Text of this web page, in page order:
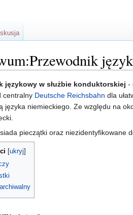
językowy w służbie konduktorskiej -
centralny Deutsche Reichsbahn dla
języka niemieckiego. Ze względu na
pieczątki oraz niezidentyfikowane